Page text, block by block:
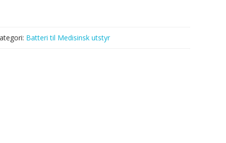
Batteri til Medisinsk utstyr